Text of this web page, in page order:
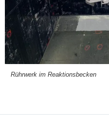
Rühr­werk im Reak­ti­ons­be­cken